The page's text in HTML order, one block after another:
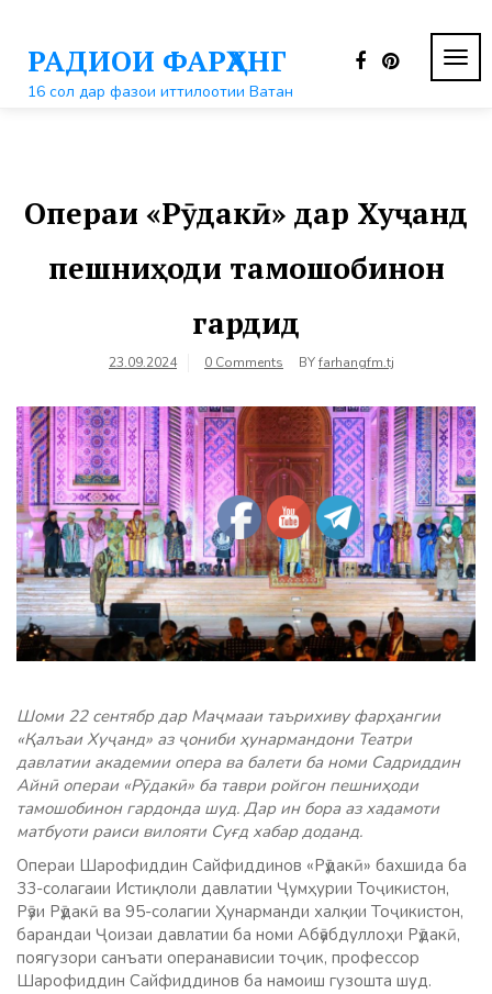
контентуРАДИОИ ФАРҲАНГ
16 сол дар фазои иттилоотии Ватан
Операи «Рӯдакӣ» дар Хуҷанд
пешниҳоди тамошобинон
гардид
23.09.2024 0 Comments BYfarhangfm.tj
Шоми 22 сентябр дар Маҷмааи таърихиву фарҳангии
«Қалъаи Хуҷанд» аз ҷониби ҳунармандони Театри
давлатии академии опера ва балети ба номи Садриддин
Айнӣ операи «Рӯдакӣ» ба таври ройгон пешниҳоди
тамошобинон гардонда шуд. Дар ин бора аз хадамоти
матбуоти раиси вилояти Суғд хабар доданд.
Операи Шарофиддин Сайфиддинов «Рӯдакӣ» бахшида ба
33-солагаии Истиқлоли давлатии Ҷумҳурии Тоҷикистон,
Рӯзи Рӯдакӣ ва 95-солагии Ҳунарманди халқии Тоҷикистон,
барандаи Ҷоизаи давлатии ба номи Абӯабдуллоҳи Рӯдакӣ,
поягузори санъати операнависии тоҷик, профессор
Шарофиддин Сайфиддинов ба намоиш гузошта шуд.